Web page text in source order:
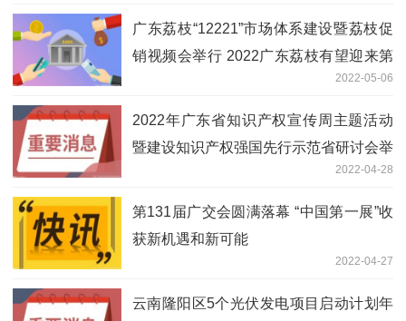
广东荔枝“12221”市场体系建设暨荔枝促
销视频会举行 2022广东荔枝有望迎来第
2022-05-06
2022年广东省知识产权宣传周主题活动
暨建设知识产权强国先行示范省研讨会举
2022-04-28
第131届广交会圆满落幕 “中国第一展”收
获新机遇和新可能
2022-04-27
云南隆阳区5个光伏发电项目启动计划年